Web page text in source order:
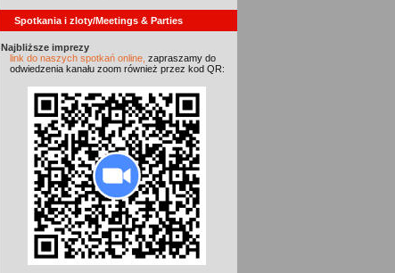
Spotkania i zloty/Meetings & Parties
Najbliższe imprezy
link do naszych spotkań online, zapraszamy do
odwiedzenia kanału zoom również przez kod QR: